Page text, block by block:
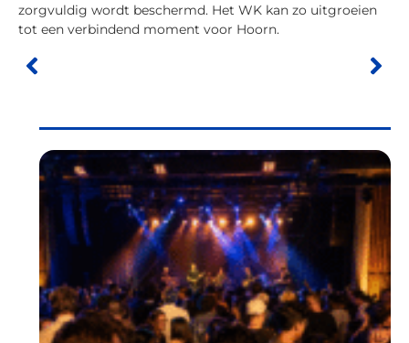
zorgvuldig wordt beschermd. Het WK kan zo uitgroeien
tot een verbindend moment voor Hoorn.